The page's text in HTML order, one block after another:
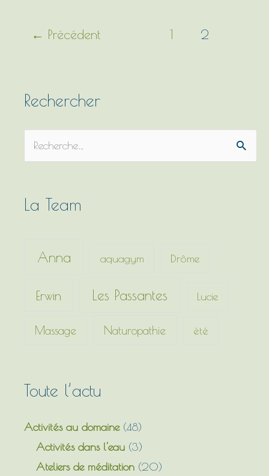
← Précédent 1 2
Rechercher
e
h
e
La Team
Anna aquagym Drôme
Erwin Les Passantes Lucie
Massage Naturopathie été
Toute l’actu
Activités au domaine(48)
Activités dans l'eau (3)
Ateliers de méditation (20)